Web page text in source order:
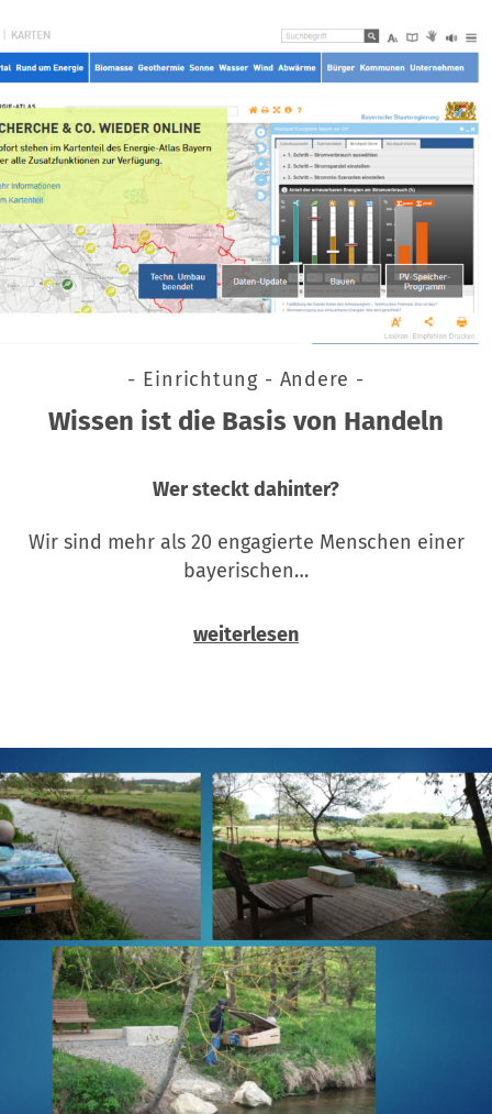
- Einrichtung - Andere -
Wissen ist die Basis von Handeln
Wer steckt dahinter?
Wir sind mehr als 20 engagierte Menschen einer
bayerischen…
weiterlesen